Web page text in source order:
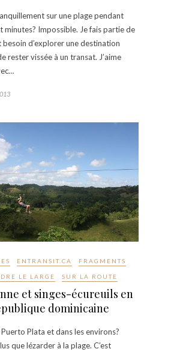
sur une plage pendant
minutes? Impossible. Je fais partie de
besoin d’explorer une destination
rester vissée à un transat. J’aime
ENTRANSIT.CA FRAGMENTS
LE LARGE SUR LA ROUTE
et singes-écureuils en
dominicaine
Plata et dans les environs?
que lézarder à la plage. C’est